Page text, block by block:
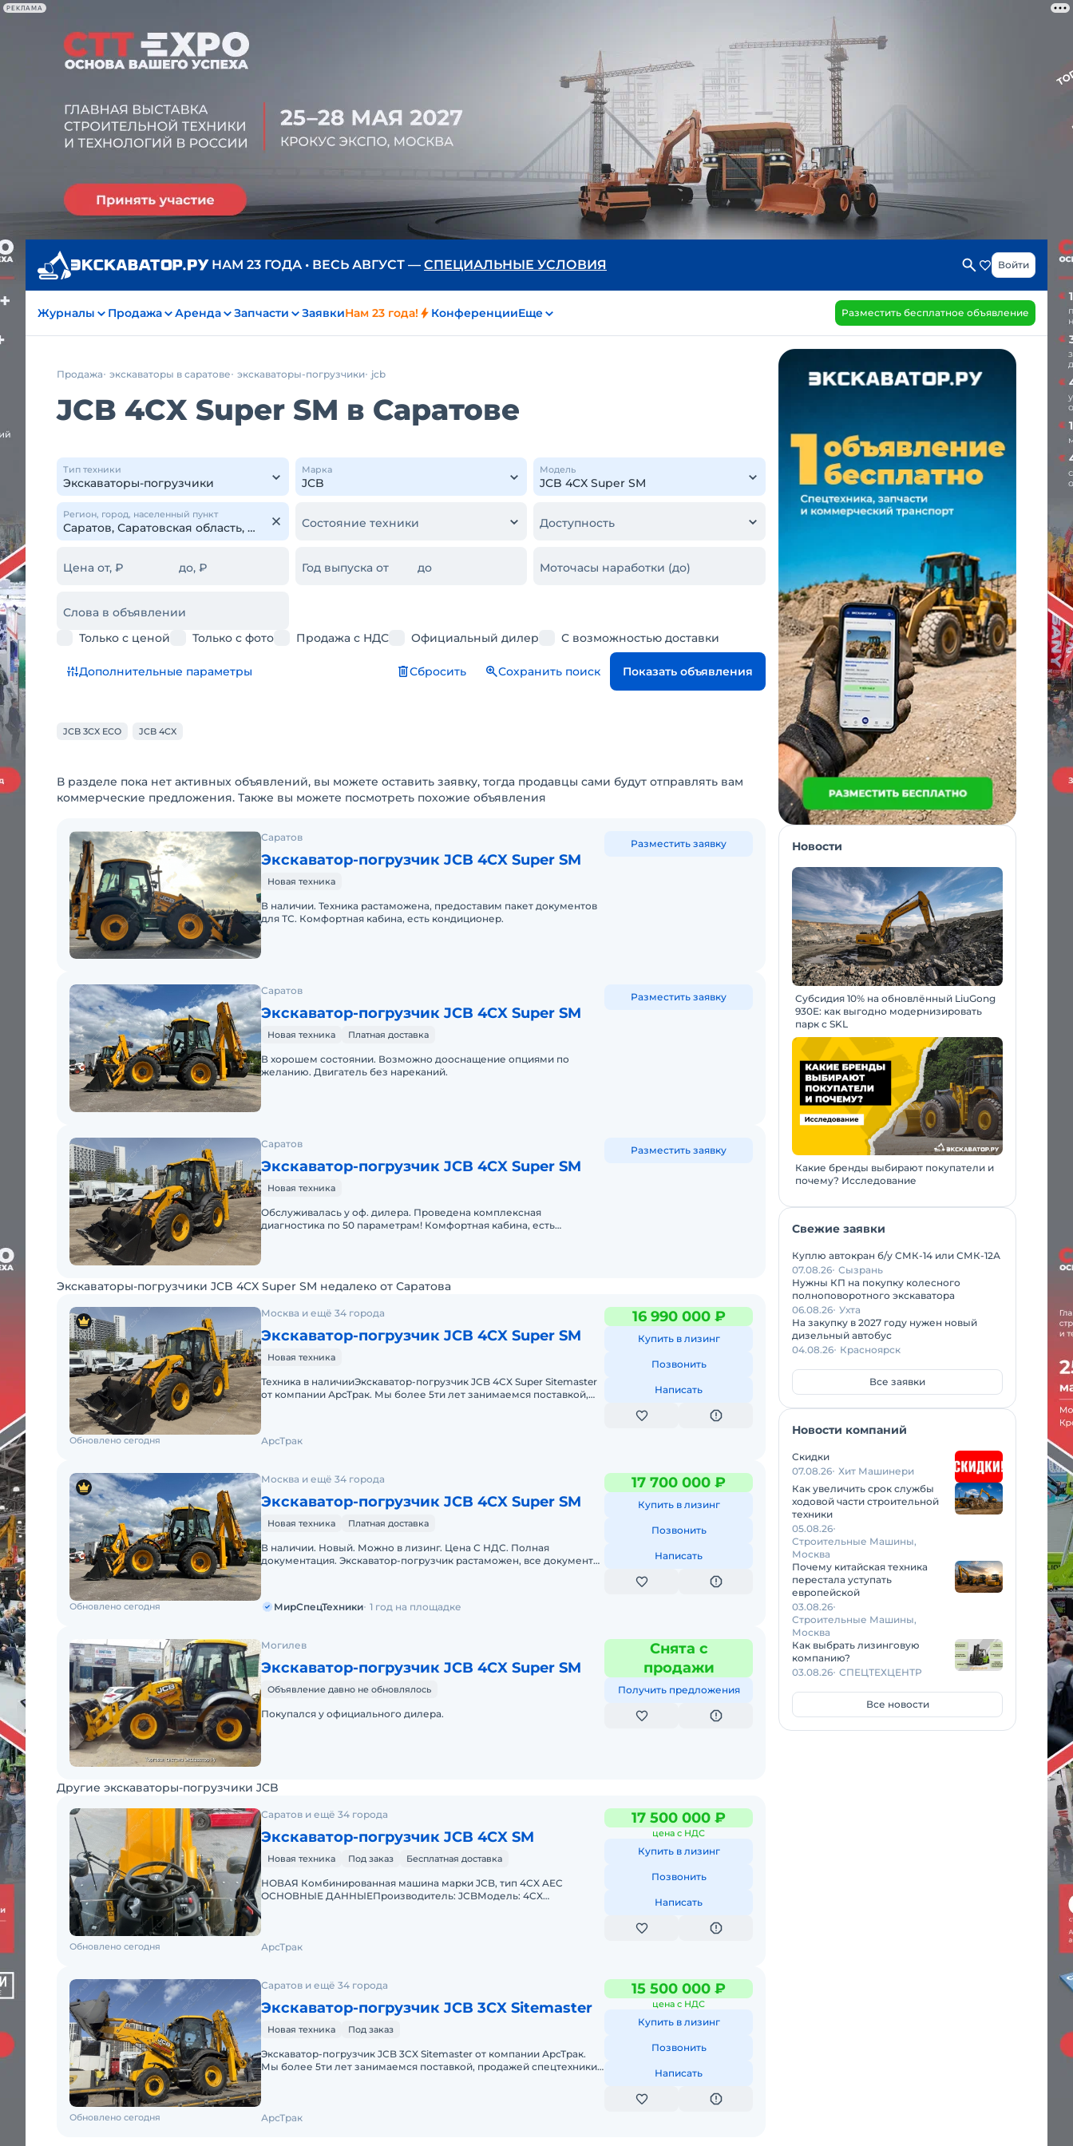
РЕКЛАМА
НАМ 23 ГОДА • ВЕСЬ АВГУСТ — СПЕЦИАЛЬНЫЕ УСЛОВИЯ Войти
Журналы Продажа Аренда Запчасти ЗаявкиНам 23 года! КонференцииЕще Разместить бесплатное объявление
Продажа экскаваторы в саратове экскаваторы-погрузчики jcb
JCB 4CX Super SM в Саратове
Тип техники Марка Модель
Регион, город, населенный пункт
Состояние техники Доступность
Цена от, ₽ до, ₽ Год выпуска от до Моточасы наработки (до)
Слова в объявлении
Только с ценой
Только с фото Продажа с НДС Официальный дилер С возможностью доставки
Дополнительные параметры Сбросить Сохранить поиск Показать объявления
JCB 3CX ECO JCB 4CX
В разделе пока нет активных объявлений, вы можете оставить заявку, тогда продавцы сами будут отправлять вам
коммерческие предложения. Также вы можете посмотреть похожие объявления
Саратов
Экскаватор-погрузчик JCB 4CX Super SM
Новая техника
В наличии. Техника растаможена, предоставим пакет документов
для ТС. Комфортная кабина, есть кондиционер.
Разместить заявку
Саратов
Экскаватор-погрузчик JCB 4CX Super SM
Новая техника Платная доставка
В хорошем состоянии. Возможно дооснащение опциями по
желанию. Двигатель без нареканий.
Разместить заявку
Саратов
Экскаватор-погрузчик JCB 4CX Super SM
Новая техника
Обслуживалась у оф. дилера. Проведена комплексная
диагностика по 50 параметрам! Комфортная кабина, есть
Разместить заявку
Экскаваторы-погрузчики JCB 4CX Super SM недалеко от Саратова
Москва и ещё 34 города
Экскаватор-погрузчик JCB 4CX Super SM
Новая техника
Техника в наличииЭкcкавaтор-погрузчик JCB 4СX Super Sitemaster
от компании АрсТрак. Мы более 5ти лет занимаемся поставкой,
16 990 000 ₽
Купить в лизинг
Позвонить
Написать
Обновлено сегодня АрсТрак
Москва и ещё 34 города
Экскаватор-погрузчик JCB 4CX Super SM
Новая техника Платная доставка
В наличии. Новый. Можно в лизинг. Цена С НДС. Полная
документация. Экскаватор-погрузчик растаможен, все документы
17 700 000 ₽
Купить в лизинг
Позвонить
Написать
Обновлено сегодня МирСпецТехники 1 год на площадке
Могилев
Экскаватор-погрузчик JCB 4CX Super SM
Объявление давно не обновлялось
Покупался у официального дилера.
Снята с
продажи
Получить предложения
Другие экскаваторы-погрузчики JCB
Саратов и ещё 34 города
Экскаватор-погрузчик JCB 4CX SM
Новая техника Под заказ Бесплатная доставка
НОВАЯ Комбинированная машина марки JCB, тип 4CX AEC
ОСНОВНЫЕ ДАННЫЕПроизводитель: JCBМодель: 4CX
17 500 000 ₽
цена с НДС
Купить в лизинг
Позвонить
Написать
Обновлено сегодня АрсТрак
Саратов и ещё 34 города
Экскаватор-погрузчик JCB 3CX Sitemaster
Новая техника Под заказ
Экcкавaтор-погрузчик JCB 3CX Sitemaster от компании АрсТрак.
Мы более 5ти лет занимаемся поставкой, продажей спецтехники
15 500 000 ₽
цена с НДС
Купить в лизинг
Позвонить
Написать
Обновлено сегодня АрсТрак
Новости
Субсидия 10% на обновлённый LiuGong
930E: как выгодно модернизировать
парк с SKL
Какие бренды выбирают покупатели и
почему? Исследование
Свежие заявки
Куплю автокран б/у СМК-14 или СМК-12А
07.08.26 Сызрань
Нужны КП на покупку колесного
полноповоротного экскаватора
06.08.26 Ухта
На закупку в 2027 году нужен новый
дизельный автобус
04.08.26 Красноярск
Все заявки
Новости компаний
Скидки
07.08.26 Хит Машинери
Как увеличить срок службы
ходовой части строительной
техники
05.08.26
Строительные Машины,
Москва
Почему китайская техника
перестала уступать
европейской
03.08.26
Строительные Машины,
Москва
Как выбрать лизинговую
компанию?
03.08.26 СПЕЦТЕХЦЕНТР
Все новости